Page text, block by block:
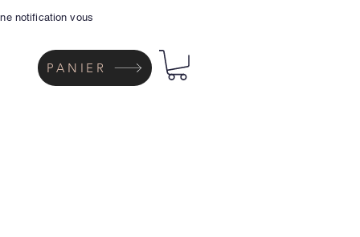
PANIER
notification vous